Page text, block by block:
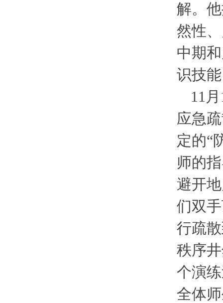
解。
然性
中期
识技
11
应急
定的“
师的
避开
们双
行疏
秩序
个演
全体